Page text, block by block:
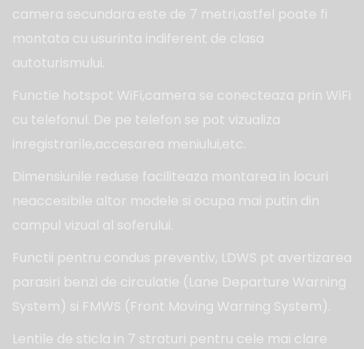
camera secundara este de 7 metri,astfel poate fi
montata cu usurinta indiferent de clasa
autoturismului.
Functie hotspot WiFi,camera se conecteaza prin WiFi
cu telefonul. De pe telefon se pot vizualiza
inregistrarile,accesarea meniului,etc.
Dimensiunile reduse faciliteaza montarea in locuri
neaccesibile altor modele si ocupa mai putin din
campul vizual al soferului.
Functii pentru condus preventiv, LDWS pt avertizarea
parasiri benzi de circulatie (Lane Departure Warning
System) si FMWS (Front Moving Warning System).
Lentile de sticla in 7 straturi pentru cele mai clare